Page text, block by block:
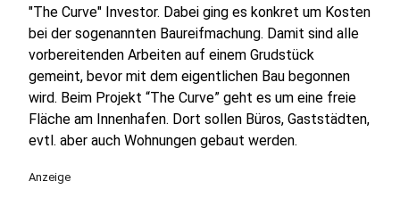
"The Curve" Investor. Dabei ging es konkret um Kosten
bei der sogenannten Baureifmachung. Damit sind alle
vorbereitenden Arbeiten auf einem Grudstück
gemeint, bevor mit dem eigentlichen Bau begonnen
wird. Beim Projekt “The Curve” geht es um eine freie
Fläche am Innenhafen. Dort sollen Büros, Gaststädten,
evtl. aber auch Wohnungen gebaut werden.
Anzeige